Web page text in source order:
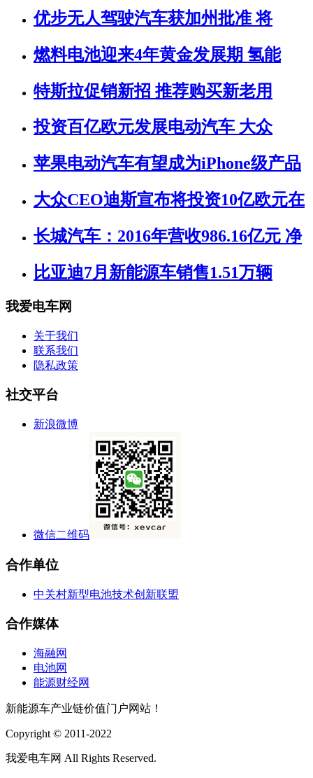
优步无人驾驶汽车获加州批准 将
燃料电池迎来4年黄金发展期 氢能
特斯拉促销新招 推荐购买新老用
投资百亿欧元发展电动汽车 大众
苹果电动汽车有望成为iPhone级产品
大众CEO迪斯宣布将投资10亿欧元在
长城汽车：2016年营收986.16亿元 净
比亚迪7月新能源车销售1.51万辆
我爱电车网
关于我们
联系我们
隐私政策
社交平台
新浪微博
微信二维码
合作单位
中关村新型电池技术创新联盟
合作媒体
海融网
电池网
能源财经网
新能源车产业链价值门户网站！
Copyright © 2011-2022
我爱电车网 All Rights Reserved.